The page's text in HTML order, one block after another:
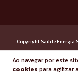
Ao navegar por este
cookies para agilizar
Copyright Saúde Energia